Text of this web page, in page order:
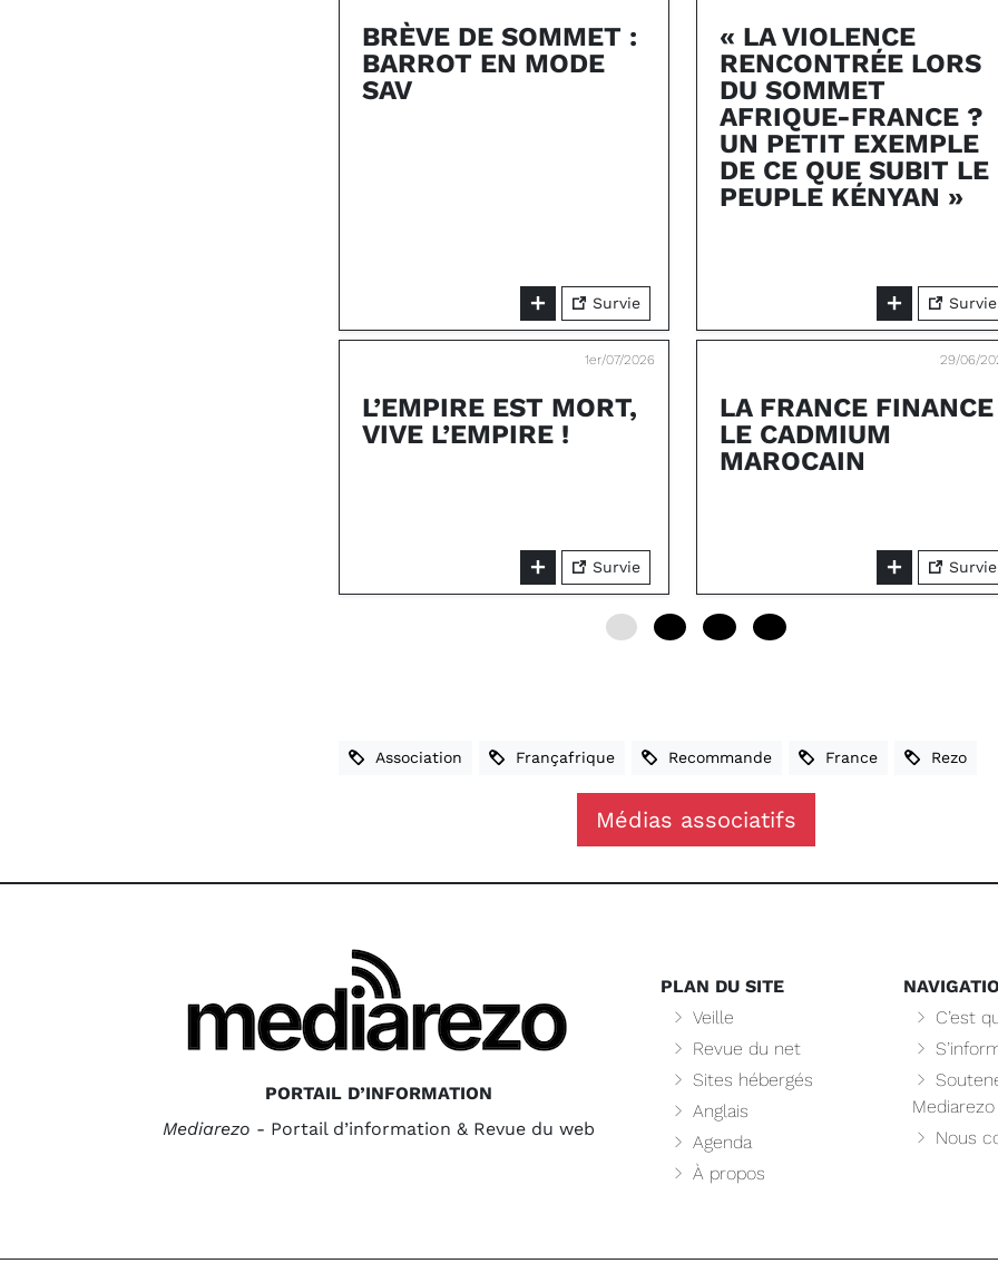
BRÈVE DE SOMMET :
BARROT EN MODE
SAV
Survie
« LA VIOLENCE
RENCONTRÉE LORS
DU SOMMET
AFRIQUE-FRANCE ?
UN PETIT EXEMPLE
DE CE QUE SUBIT LE
PEUPLE KÉNYAN »
Survie
1er/07/2026
L’EMPIRE EST MORT,
VIVE L’EMPIRE !
Survie
29/06/
LA FRANCE FINANCE
LE CADMIUM
MAROCAIN
Survie
Association Françafrique Recommande France Rezo
Médias associatifs
PORTAIL D’INFORMATION
Mediarezo - Portail d’information & Revue du web
PLAN DU SITE
Veille
Revue du net
Sites hébergés
Anglais
Agenda
À propos
C’est
Mediarezo
Nous